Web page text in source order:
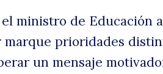
ministro de Educación a
marque prioridades
un mensaje